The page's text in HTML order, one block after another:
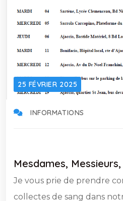
25 FÉVRIER 2025
INFORMATIONS
Mesdames, Messieurs,
Je vous prie de prendre
collectes de sang dans